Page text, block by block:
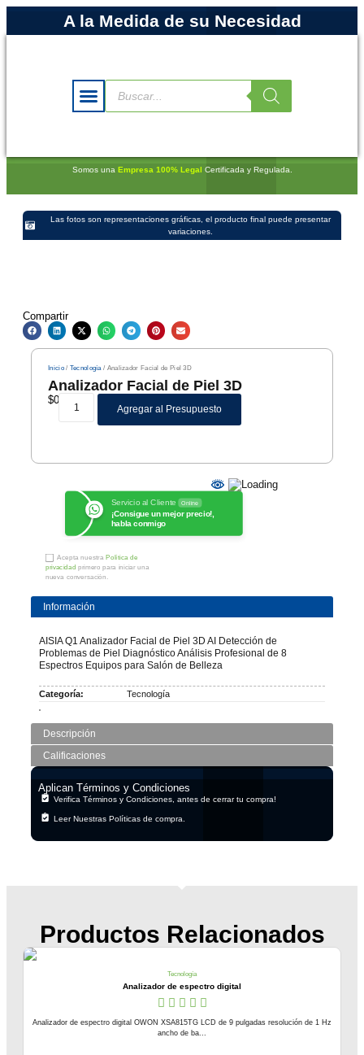
A la Medida de su Necesidad
Somos una Empresa 100% Legal Certificada y Regulada.
Las fotos son representaciones gráficas, el producto final puede presentar
variaciones.
Compartir
Inicio/ Tecnología / Analizador Facial de Piel 3D
Analizador Facial de Piel 3D
$0
Agregar al Presupuesto
Servicio al Cliente Online
¡Consigue un mejor precio!,
habla conmigo
Acepta nuestraPolítica de
privacidad primero para iniciar una
nueva conversación.
Información
Descripción
Calificaciones
AISIA Q1 Analizador Facial de Piel 3D AI Detección de
Problemas de Piel Diagnóstico Análisis Profesional de 8
Espectros Equipos para Salón de Belleza
Categoría: Tecnología
Aplican Términos y Condiciones
Verifica Términos y Condiciones, antes de cerrar tu compra!
Leer Nuestras Políticas de compra.
Productos Relacionados
Tecnología
Analizador de espectro digital
Analizador de espectro digital OWON XSA815TG LCD de 9 pulgadas resolución de 1 Hz
ancho de ba...